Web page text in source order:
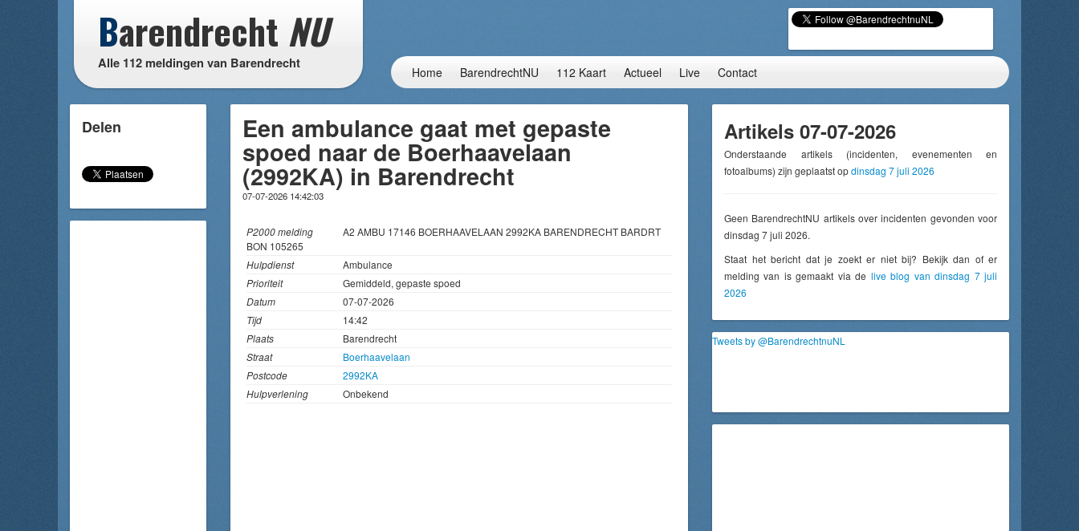
Barendrecht NU
Alle 112 meldingen van Barendrecht
Home BarendrechtNU 112 Kaart Actueel Live Contact
Delen Een ambulance gaat met gepaste
spoed naar de Boerhaavelaan
(2992KA) in Barendrecht
07-07-2026 14:42:03
P2000 melding
A2 AMBU 17146 BOERHAAVELAAN 2992KA BARENDRECHT BARDRT
BON 105265
Hulpdienst
Ambulance
Prioriteit
Gemiddeld, gepaste spoed
Datum
07-07-2026
Tijd
14:42
Plaats
Barendrecht
Straat
Boerhaavelaan
Postcode
2992KA
Hulpverlening
Onbekend
Artikels 07-07-2026
Onderstaande artikels (incidenten, evenementen en
fotoalbums) zijn geplaatst opdinsdag 7 juli 2026
Geen BarendrechtNU artikels over incidenten gevonden voor
dinsdag 7 juli 2026.
Staat het bericht dat je zoekt er niet bij? Bekijk dan of er
melding van is gemaakt via de live blog van dinsdag 7 juli
2026
Tweets by @BarendrechtnuNL